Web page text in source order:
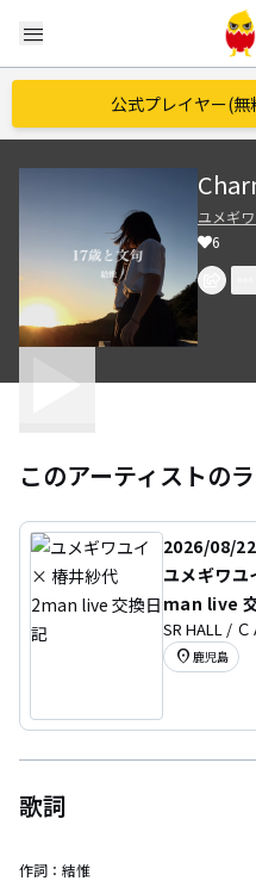
menu
公式プレイヤー(
ユメギ
6
このアーティストの
2026/08/22
ユメギワ
man live
SR HALL /
location_on 鹿児島
歌詞
作詞： 結惟